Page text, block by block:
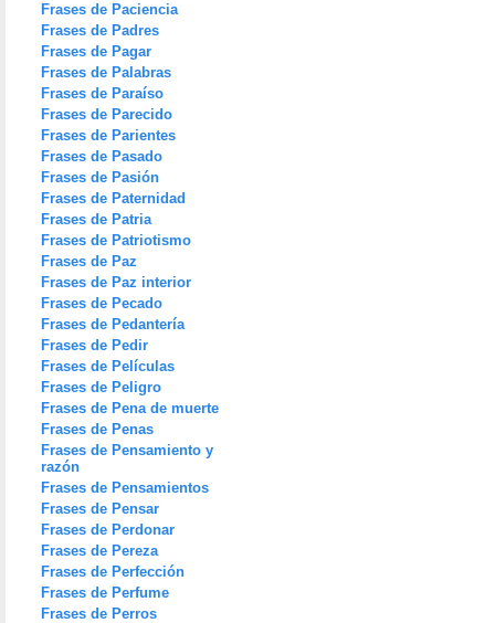
Frases de Paciencia
Frases de Padres
Frases de Pagar
Frases de Palabras
Frases de Paraíso
Frases de Parecido
Frases de Parientes
Frases de Pasado
Frases de Pasión
Frases de Paternidad
Frases de Patria
Frases de Patriotismo
Frases de Paz
Frases de Paz interior
Frases de Pecado
Frases de Pedantería
Frases de Pedir
Frases de Películas
Frases de Peligro
Frases de Pena de muerte
Frases de Penas
Frases de Pensamiento y
razón
Frases de Pensamientos
Frases de Pensar
Frases de Perdonar
Frases de Pereza
Frases de Perfección
Frases de Perfume
Frases de Perros